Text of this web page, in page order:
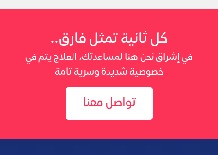
كل ثانية تمثل فارق..
في إشراق نحن هنا لمساعدتك، العلاج يتم في
خصوصية شديدة وسرية تامة
تواصل معنا